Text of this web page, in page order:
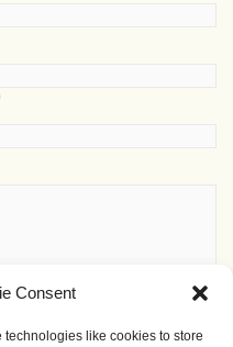
Consent
like cookies to store